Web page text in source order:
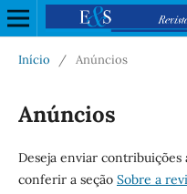
Início / Anúncios
Anúncios
Deseja enviar contribuições
conferir a seção Sobre a